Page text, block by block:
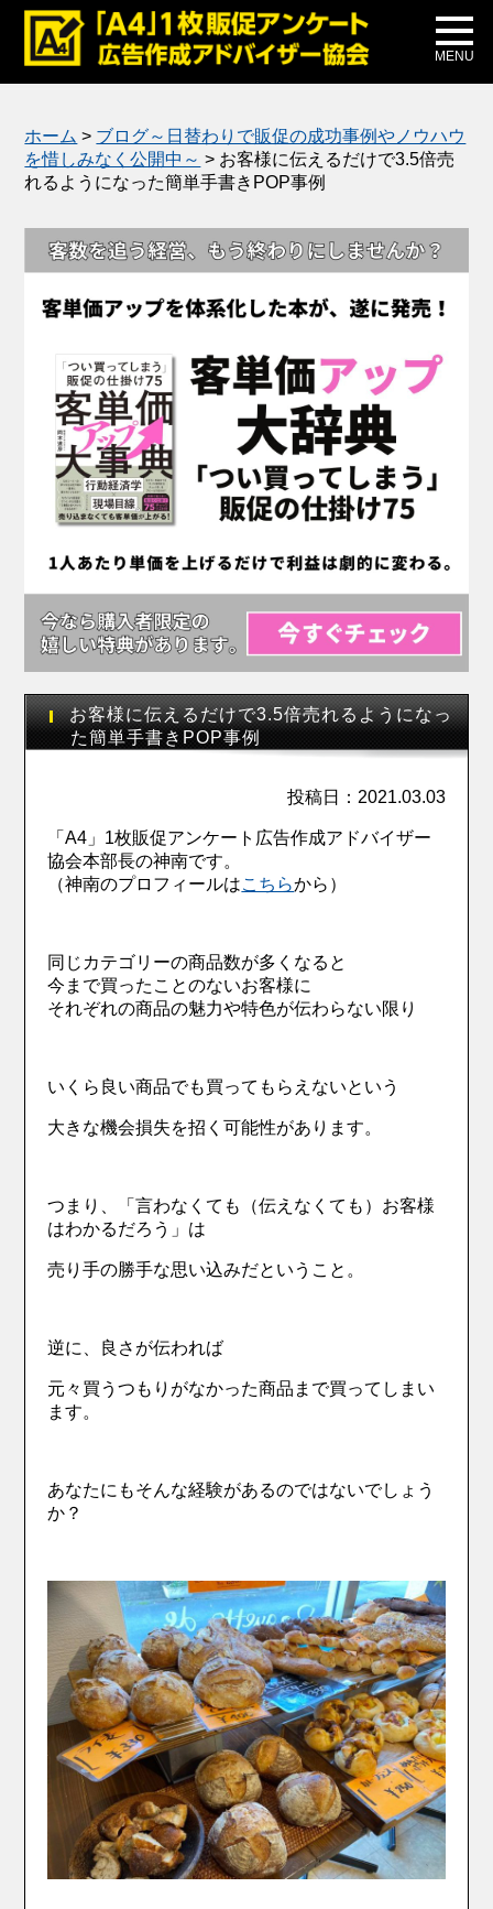
MENU
メディア掲載
公式ブログ
ホーム > ブログ～日替わりで販促の成功事例やノウハウ
を惜しみなく公開中～ > お客様に伝えるだけで3.5倍売
れるようになった簡単手書きPOP事例
お客様に伝えるだけで3.5倍売れるようになっ
た簡単手書きPOP事例
投稿日：2021.03.03
「A4」1枚販促アンケート広告作成アドバイザー
協会本部長の神南です。
（神南のプロフィールはこちらから）
同じカテゴリーの商品数が多くなると
今まで買ったことのないお客様に
それぞれの商品の魅力や特色が伝わらない限り
いくら良い商品でも買ってもらえないという
大きな機会損失を招く可能性があります。
つまり、「言わなくても（伝えなくても）お客様
はわかるだろう」は
売り手の勝手な思い込みだということ。
逆に、良さが伝われば
元々買うつもりがなかった商品まで買ってしまい
ます。
あなたにもそんな経験があるのではないでしょう
か？